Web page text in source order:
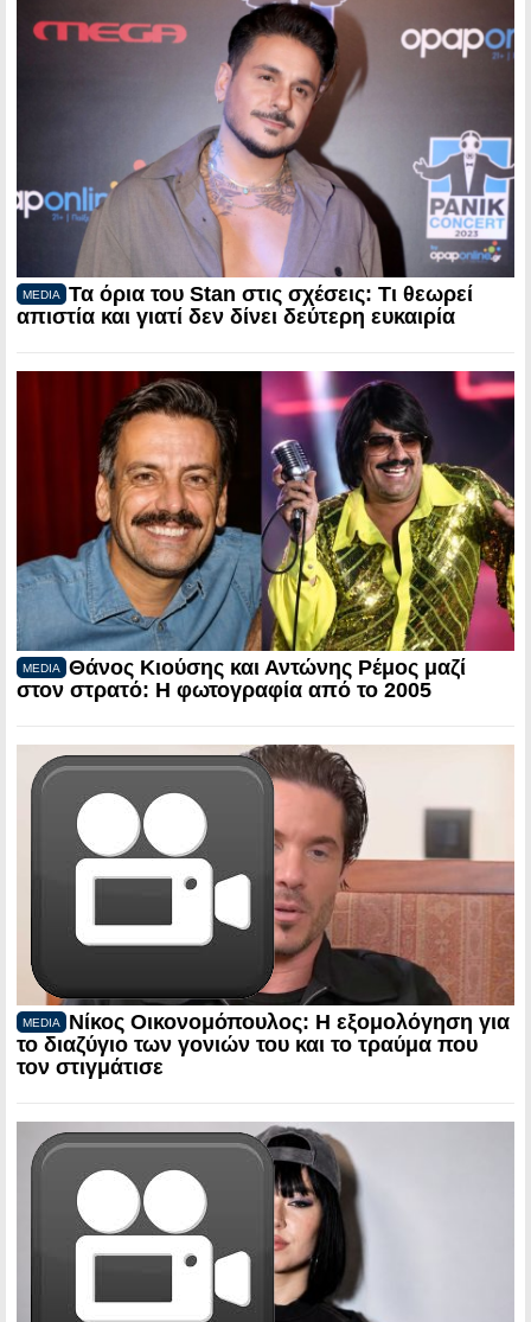
MEDIA
Τα όρια του Stan στις σχέσεις: Τι θεωρεί
απιστία και γιατί δεν δίνει δεύτερη ευκαιρία
MEDIA
Θάνος Κιούσης και Αντώνης Ρέμος μαζί
στον στρατό: Η φωτογραφία από το 2005
MEDIA
Νίκος Οικονομόπουλος: Η εξομολόγηση για
το διαζύγιο των γονιών του και το τραύμα που
τον στιγμάτισε